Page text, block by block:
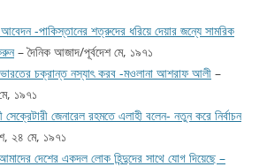
-পাকিস্তানের শত্রুদের ধরিয়ে দেয়ার জন্যে সামরিক
– দৈনিক আজাদ/পূর্বদেশ মে, ১৯৭১
চক্রান্ত নস্যাৎ করব -মওলানা আশরাফ আলী –
১৯৭১
সেক্রেটারী জেনারেল রহমতে এলাহী বলেন- নতুন করে নির্বাচন
২৪ মে, ১৯৭১
দেশের একদল লোক হিন্দুদের সাথে যোগ দিয়েছে –